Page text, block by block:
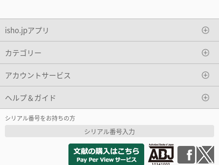
isho.jpアプリ
カテゴリー
アカウントサービス
ヘルプ＆ガイド
シリアル番号をお持ちの方
シリアル番号入力